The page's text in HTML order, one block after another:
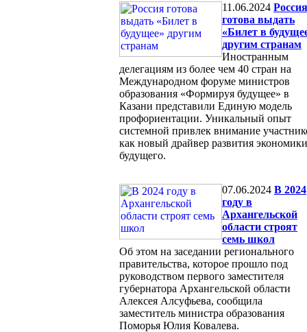
11.06.2024 Россия
готова выдать
«Билет в
другим странам
Иностранным
делегациям из более чем 40 стран на
Международном форуме министров
образования «Формируя будущее» в
Казани представили Единую модель
профориентации. Уникальный опыт
системной привлек внимание
как новый драйвер развития экономики
будущего.
07.06.2024 В 2024
году в
Архангельской
области строят
семь школ
Об этом на заседании регионального
правительства, которое прошло под
руководством первого заместителя
губернатора Архангельской области
Алексея Алсуфьева, сообщила
заместитель министра образования
Поморья Юлия Ковалева.